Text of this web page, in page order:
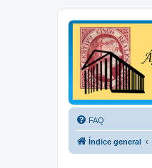
Ágora de
Foro sobre filatelia o
FAQ
Índice general